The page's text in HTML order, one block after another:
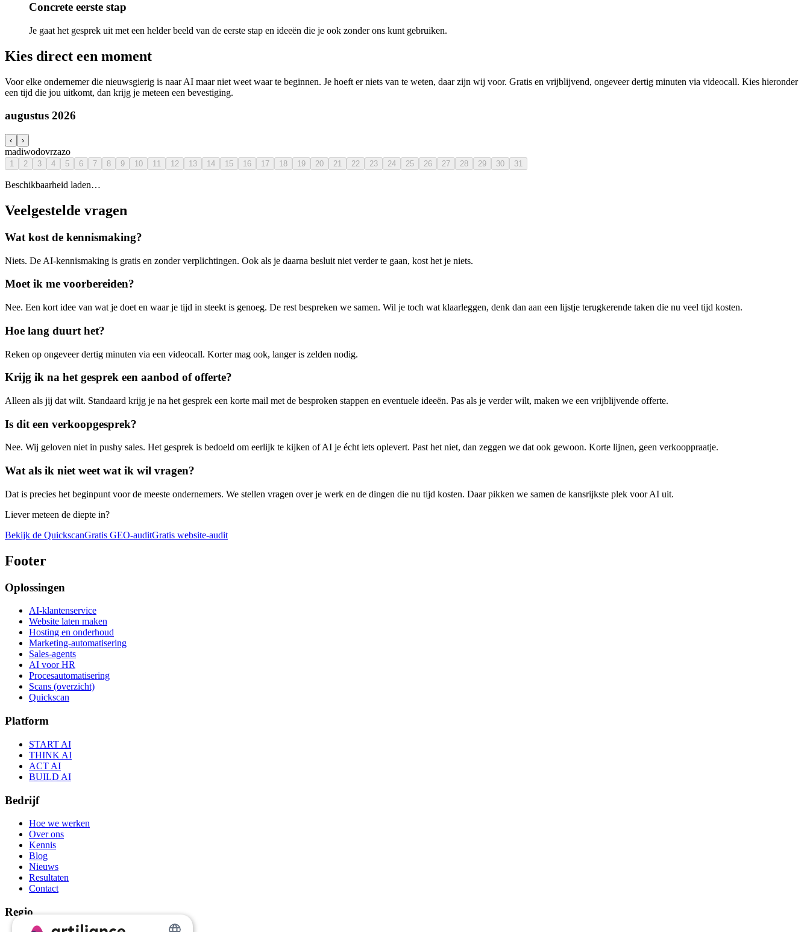
Concrete eerste stap
Je gaat het gesprek uit met een helder beeld van de eerste stap en ideeën die je ook zonder ons kunt gebruiken.
Kies direct een moment
Voor elke ondernemer die nieuwsgierig is naar AI maar niet weet waar te beginnen. Je hoeft er niets van te weten, daar zijn wij voor. Gratis en vrijblijvend, ongeveer dertig minuten via videocall. Kies hieronder
een tijd die jou uitkomt, dan krijg je meteen een bevestiging.
augustus 2026
‹ ›
madiwodovrzazo
1 2 3 4 5 6 7 8 9 10 11 12 13 14 15 16 17 18 19 20 21 22 23 24 25 26 27 28 29 30 31
Beschikbaarheid laden…
Veelgestelde vragen
Wat kost de kennismaking?
Niets. De AI-kennismaking is gratis en zonder verplichtingen. Ook als je daarna besluit niet verder te gaan, kost het je niets.
Moet ik me voorbereiden?
Nee. Een kort idee van wat je doet en waar je tijd in steekt is genoeg. De rest bespreken we samen. Wil je toch wat klaarleggen, denk dan aan een lijstje terugkerende taken die nu veel tijd kosten.
Hoe lang duurt het?
Reken op ongeveer dertig minuten via een videocall. Korter mag ook, langer is zelden nodig.
Krijg ik na het gesprek een aanbod of offerte?
Alleen als jij dat wilt. Standaard krijg je na het gesprek een korte mail met de besproken stappen en eventuele ideeën. Pas als je verder wilt, maken we een vrijblijvende offerte.
Is dit een verkoopgesprek?
Nee. Wij geloven niet in pushy sales. Het gesprek is bedoeld om eerlijk te kijken of AI je écht iets oplevert. Past het niet, dan zeggen we dat ook gewoon. Korte lijnen, geen verkooppraatje.
Wat als ik niet weet wat ik wil vragen?
Dat is precies het beginpunt voor de meeste ondernemers. We stellen vragen over je werk en de dingen die nu tijd kosten. Daar pikken we samen de kansrijkste plek voor AI uit.
Liever meteen de diepte in?
Bekijk de QuickscanGratis GEO-auditGratis website-audit
Footer
Oplossingen
AI-klantenservice
Website laten maken
Hosting en onderhoud
Marketing-automatisering
Sales-agents
AI voor HR
Procesautomatisering
Scans (overzicht)
Quickscan
Platform
START AI
THINK AI
ACT AI
BUILD AI
Bedrijf
Hoe we werken
Over ons
Kennis
Blog
Nieuws
Resultaten
Contact
Regio